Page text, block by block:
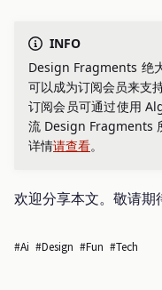
INFO
Design Fragments 绝
可以成为订阅会员来支持
订阅会员可通过使用
流 Design Fragments
详情请查看。
欢迎分享本文。敬请期
#ai #design #fun #tech